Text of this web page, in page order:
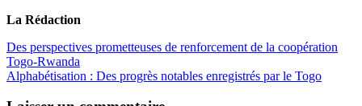
La Rédaction
Navigation
de
Des perspectives prometteuses de renforcement de la coopération
Togo-Rwanda
Alphabétisation : Des progrès notables enregistrés par le Togo